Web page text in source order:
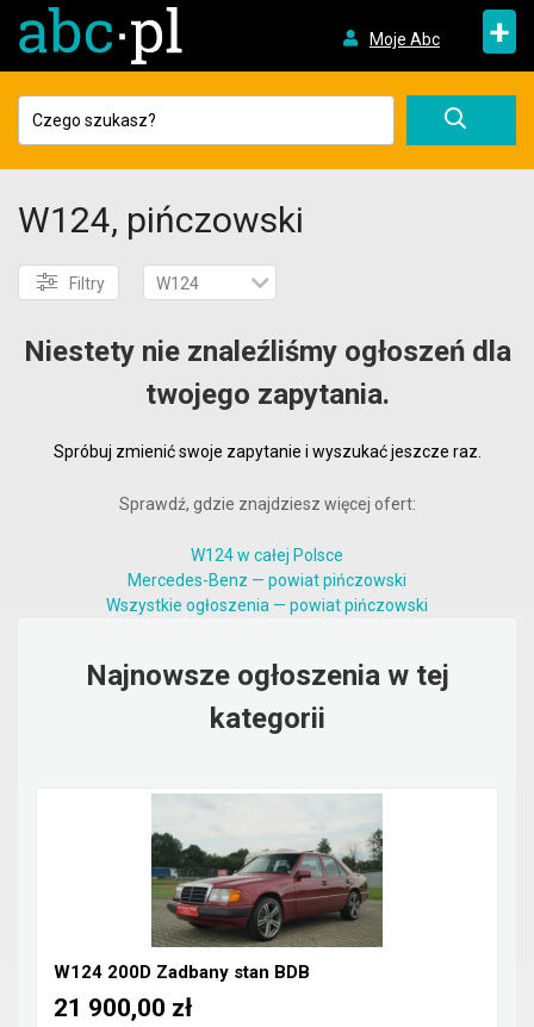
Moje Abc +
W124, pińczowski
Filtry W124
Niestety nie znaleźliśmy ogłoszeń dla
twojego zapytania.
Spróbuj zmienić swoje zapytanie i wyszukać jeszcze raz.
Sprawdź, gdzie znajdziesz więcej ofert:
W124 w całej Polsce
Mercedes-Benz — powiat pińczowski
Wszystkie ogłoszenia — powiat pińczowski
Najnowsze ogłoszenia w tej
kategorii
W124 200D Zadbany stan BDB
21 900,00 zł